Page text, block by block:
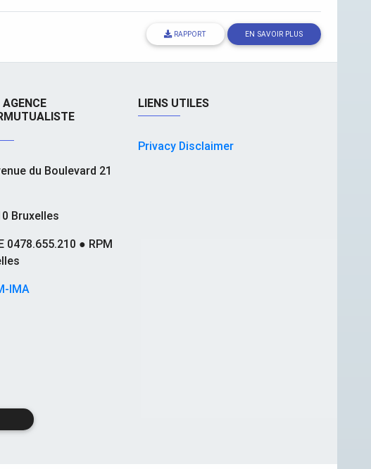
RAPPORT EN SAVOIR PLUS
du Boulevard 21
Bruxelles
0478.655.210 ● RPM
IMA
LIENS UTILES
Privacy Disclaimer